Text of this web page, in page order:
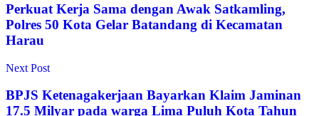
Perkuat Kerja Sama dengan Awak Satkamling,
Polres 50 Kota Gelar Batandang di Kecamatan
Harau
Next Post
BPJS Ketenagakerjaan Bayarkan Klaim Jaminan
17.5 Milyar pada warga Lima Puluh Kota Tahun